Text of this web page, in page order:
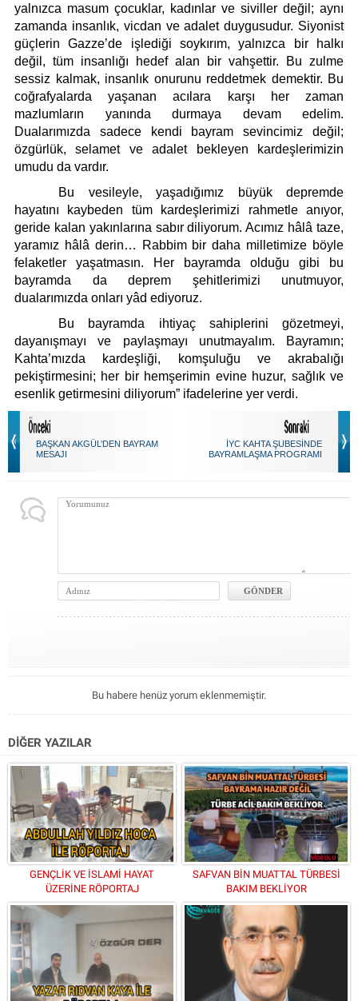
yalnızca masum çocuklar, kadınlar ve siviller değil; aynı
zamanda insanlık, vicdan ve adalet duygusudur. Siyonist
güçlerin Gazze’de işlediği soykırım, yalnızca bir halkı
değil, tüm insanlığı hedef alan bir vahşettir. Bu zulme
sessiz kalmak, insanlık onurunu reddetmek demektir. Bu
coğrafyalarda yaşanan acılara karşı her zaman
mazlumların yanında durmaya devam edelim.
Dualarımızda sadece kendi bayram sevincimiz değil;
özgürlük, selamet ve adalet bekleyen kardeşlerimizin
umudu da vardır.
Bu vesileyle, yaşadığımız büyük depremde
hayatını kaybeden tüm kardeşlerimizi rahmetle anıyor,
geride kalan yakınlarına sabır diliyorum. Acımız hâlâ taze,
yaramız hâlâ derin… Rabbim bir daha milletimize böyle
felaketler yaşatmasın. Her bayramda olduğu gibi bu
bayramda da deprem şehitlerimizi unutmuyor,
dualarımızda onları yâd ediyoruz.
Bu bayramda ihtiyaç sahiplerini gözetmeyi,
dayanışmayı ve paylaşmayı unutmayalım. Bayramın;
Kahta’mızda kardeşliği, komşuluğu ve akrabalığı
pekiştirmesini; her bir hemşerimin evine huzur, sağlık ve
esenlik getirmesini diliyorum” ifadelerine yer verdi.
BAŞKAN AKGÜL’DEN BAYRAM
MESAJI
İYC KAHTA ŞUBESİNDE
BAYRAMLAŞMA PROGRAMI
Bu habere henüz yorum eklenmemiştir.
DİĞER YAZILAR
GENÇLİK VE İSLAMİ HAYAT
ÜZERİNE RÖPORTAJ
SAFVAN BİN MUATTAL TÜRBESİ
BAKIM BEKLİYOR